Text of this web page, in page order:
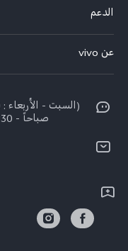
V29 Lite
Y27s
Y03
كل الموديلات
الدعم
مركز خدمات
Funtouch OS
تحديثات النظام
تعلیمات الضمان
بيان الخصوصية بشأن خدمة
عن vivo
الأخبار
الإشعارات القانونية
مركز الخصوصية لدى vivo
الاستدامة
صباحاً - 2:30 مساءً. ما عدا ايام العطل)دردشة مباشرة